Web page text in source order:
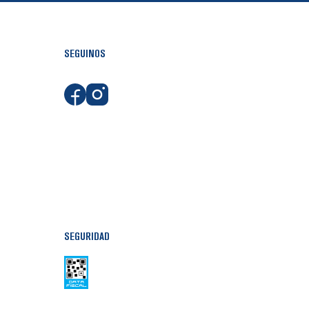
SEGUINOS
SEGURIDAD